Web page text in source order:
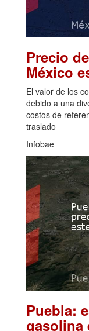
Precio
México
El valor de los
debido a una
costos de
traslado
Infobae
Puebla:
gasolina